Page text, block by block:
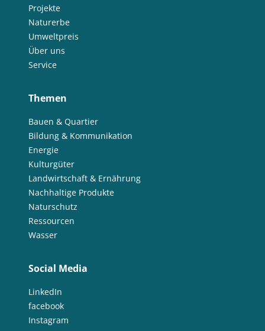
Projekte
Naturerbe
Umweltpreis
Über uns
Service
Themen
Bauen & Quartier
Bildung & Kommunikation
Energie
Kulturgüter
Landwirtschaft & Ernährung
Nachhaltige Produkte
Naturschutz
Ressourcen
Wasser
Social Media
LinkedIn
facebook
Instagram